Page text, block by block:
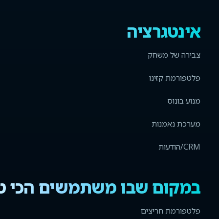
אינטגרציה
צבירה של משחק
פלטפורמת קזינו
מנוע בונוס
מערכת נאמנות
CRM/הודעות
במקום שבו משתמשים הכי
פלטפורמת חריצים